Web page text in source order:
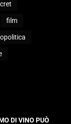
film
DI VINO PUÒ